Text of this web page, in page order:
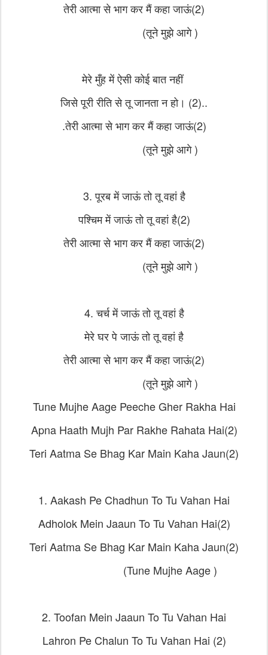
तेरी आत्मा से भाग कर मैं कहा जाऊं(2)
(तूने मुझे आगे )
मेरे मुँह में ऐसी कोई बात नहीं
जिसे पूरी रीति से तू जानता न हो। (2)..
.तेरी आत्मा से भाग कर मैं कहा जाऊं(2)
(तूने मुझे आगे )
3. पूरब में जाऊं तो तू वहां है
पश्चिम में जाऊं तो तू वहां है(2)
तेरी आत्मा से भाग कर मैं कहा जाऊं(2)
(तूने मुझे आगे )
4. चर्च में जाऊं तो तू वहां है
मेरे घर पे जाऊं तो तू वहां है
तेरी आत्मा से भाग कर मैं कहा जाऊं(2)
(तूने मुझे आगे )
Tune Mujhe Aage Peeche Gher Rakha Hai
Apna Haath Mujh Par Rakhe Rahata Hai(2)
Teri Aatma Se Bhag Kar Main Kaha Jaun(2)
1. Aakash Pe Chadhun To Tu Vahan Hai
Adholok Mein Jaaun To Tu Vahan Hai(2)
Teri Aatma Se Bhag Kar Main Kaha Jaun(2)
(Tune Mujhe Aage )
2. Toofan Mein Jaaun To Tu Vahan Hai
Lahron Pe Chalun To Tu Vahan Hai (2)